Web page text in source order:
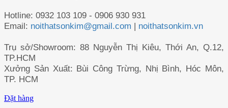
Hotline: 0932 103 109 - 0906 930 931
Email: noithatsonkim@gmail.com | noithatsonkim.vn
Trụ sở/Showroom: 88 Nguyễn Thị Kiêu, Thới An, Q.12,
TP.HCM
Xưởng Sản Xuất: Bùi Công Trừng, Nhị Bình, Hóc Môn,
TP. HCM
Đặt hàng